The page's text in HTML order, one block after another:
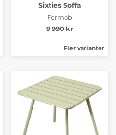
Sixties Soffa
Fermob
9 990 kr
Fler varianter